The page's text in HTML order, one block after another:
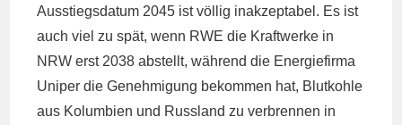
Ausstiegsdatum 2045 ist völlig inakzeptabel. Es ist
auch viel zu spät, wenn RWE die Kraftwerke in
NRW erst 2038 abstellt, während die Energiefirma
Uniper die Genehmigung bekommen hat, Blutkohle
aus Kolumbien und Russland zu verbrennen in